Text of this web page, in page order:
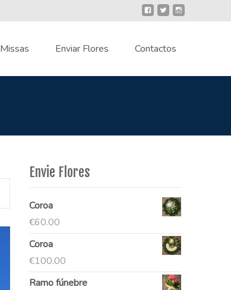
Missas Enviar Flores Contactos
Envie Flores
Coroa
€60.00
Coroa
€100.00
Ramo fúnebre